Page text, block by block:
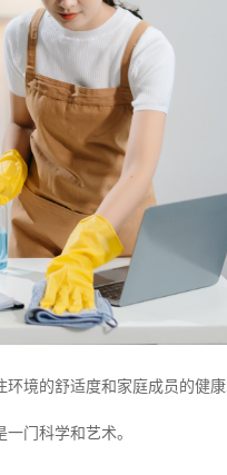
境的舒适度和家庭成员的健康
门科学和艺术。